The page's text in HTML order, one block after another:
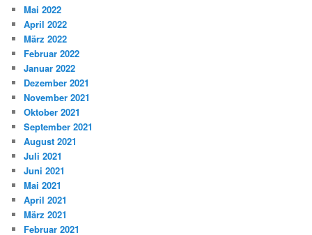
Mai 2022
April 2022
März 2022
Februar 2022
Januar 2022
Dezember 2021
November 2021
Oktober 2021
September 2021
August 2021
Juli 2021
Juni 2021
Mai 2021
April 2021
März 2021
Februar 2021